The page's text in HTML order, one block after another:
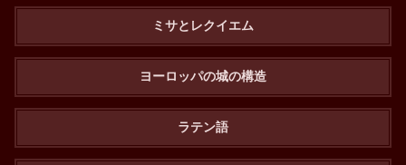
ミサとレクイエム
ヨーロッパの城の構造
ラテン語